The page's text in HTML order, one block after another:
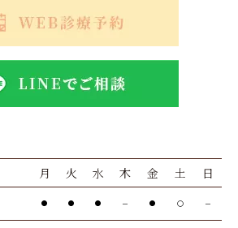
月 火 水 木 金 土
日
● ● ● － ● 〇 －